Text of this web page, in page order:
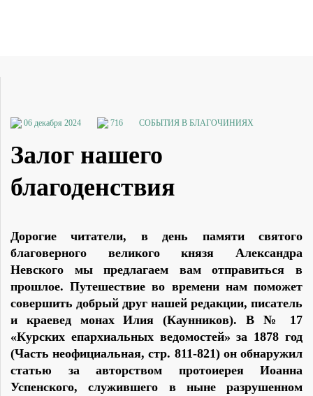
06 декабря 2024 716 СОБЫТИЯ В БЛАГОЧИНИЯХ
Залог нашего
благоденствия
Дорогие читатели, в день памяти святого
благоверного великого князя Александра
Невского мы предлагаем вам отправиться в
прошлое. Путешествие во времени нам поможет
совершить добрый друг нашей редакции, писатель
и краевед монах Илия (Каунников). В № 17
«Курских епархиальных ведомостей» за 1878 год
(Часть неофициальная, стр. 811-821) он обнаружил
статью за авторством протоиерея Иоанна
Успенского, служившего в ныне разрушенном